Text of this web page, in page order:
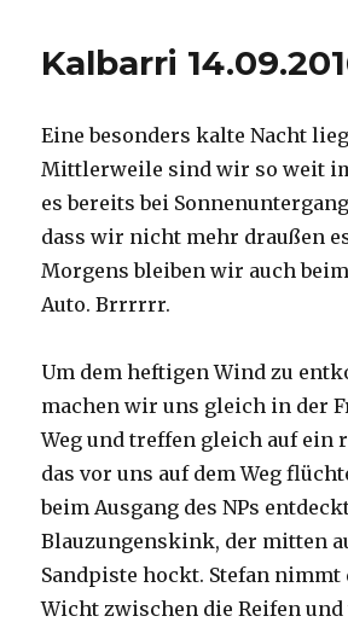
Kalbarri
Eine besonders kalte Nacht
Mittlerweile sind wir so weit
es bereits bei
dass wir nicht mehr draußen
Morgens bleiben wir auch
Auto. Brrrrrr.
Um dem heftigen Wind zu
machen wir uns gleich in der
Weg und treffen gleich auf ein
das vor uns auf dem Weg
beim Ausgang des NPs
Blauzungenskink, der mitten
Sandpiste hockt. Stefan
Wicht zwischen die Reifen